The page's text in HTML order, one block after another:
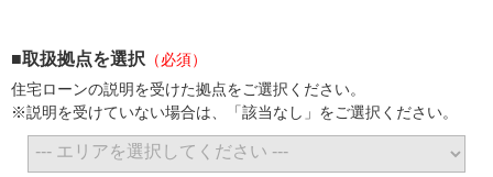
■取扱拠点を選択 （必須）
住宅ローンの説明を受けた拠点をご選択ください。
※説明を受けていない場合は、「該当なし」をご選択ください。